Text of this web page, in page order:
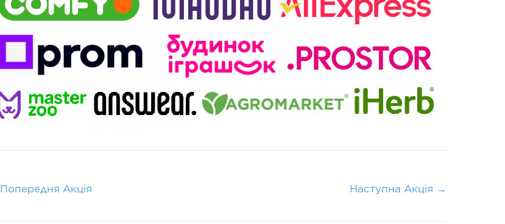
Попередня Акція Наступна Акція →